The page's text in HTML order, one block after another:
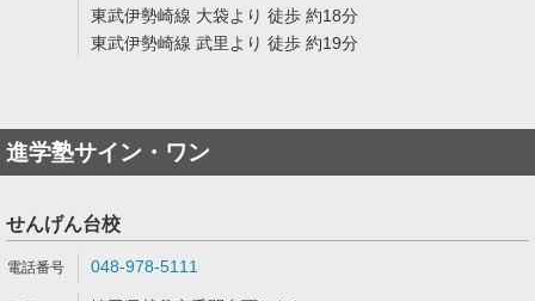
東武伊勢崎線 大袋より 徒歩 約18分
東武伊勢崎線 武里より 徒歩 約19分
進学塾サイン・ワン
せんげん台校
048-978-5111